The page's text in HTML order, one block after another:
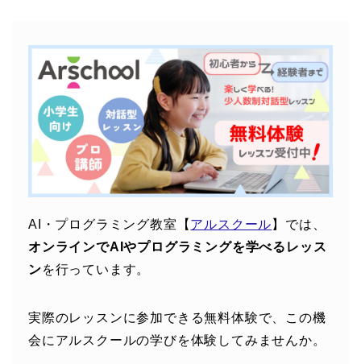
AI・プログラミング教室【 アルスクール 】では、
オンラインでAIやプログラミングを学べるレッス
ンを行っています。
実際のレッスンに参加できる無料体験で、この機
会にアルスクールの学びを体験してみませんか。